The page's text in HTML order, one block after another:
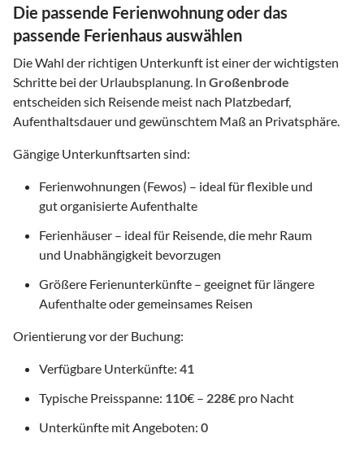
Die passende Ferienwohnung oder das
passende Ferienhaus auswählen
Die Wahl der richtigen Unterkunft ist einer der wichtigsten
Schritte bei der Urlaubsplanung. In Großenbrode
entscheiden sich Reisende meist nach Platzbedarf,
Aufenthaltsdauer und gewünschtem Maß an Privatsphäre.
Gängige Unterkunftsarten sind:
Ferienwohnungen (Fewos) – ideal für flexible und
gut organisierte Aufenthalte
Ferienhäuser – ideal für Reisende, die mehr Raum
und Unabhängigkeit bevorzugen
Größere Ferienunterkünfte – geeignet für längere
Aufenthalte oder gemeinsames Reisen
Orientierung vor der Buchung:
Verfügbare Unterkünfte: 41
Typische Preisspanne: 110€ – 228€ pro Nacht
Unterkünfte mit Angeboten: 0